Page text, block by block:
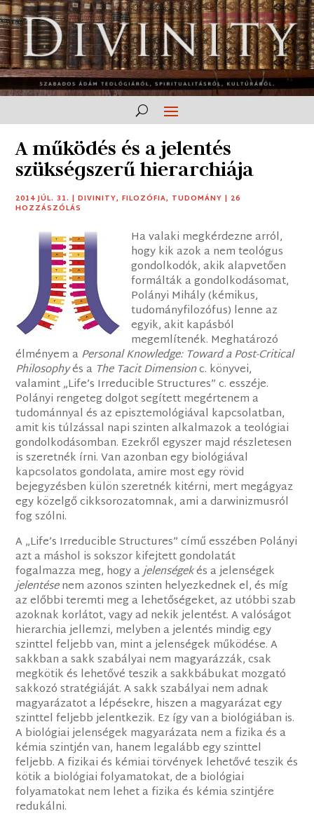
A működés és a jelentés
szükségszerű hierarchiája
2014 JÚL. 31. |DIVINITY,FILOZÓFIA, TUDOMÁNY | 26
HOZZÁSZÓLÁS
Ha valaki megkérdezne arról,
hogy kik azok a nem teológus
gondolkodók, akik alapvetően
formálták a gondolkodásomat,
Polányi Mihály (kémikus,
tudományfilozófus) lenne az
egyik, akit kapásból
megemlítenék. Meghatározó
élményem aPersonal Knowledge: Toward a Post-Critical
Philosophyés a The Tacit Dimensionc. könyvei,
valamint „Life’s Irreducible Structures” c. esszéje.
Polányi rengeteg dolgot segített megértenem a
tudománnyal és az episztemológiával kapcsolatban,
amit kis túlzással napi szinten alkalmazok a teológiai
gondolkodásomban. Ezekről egyszer majd részletesen
is szeretnék írni. Van azonban egy biológiával
kapcsolatos gondolata, amire most egy rövid
bejegyzésben külön szeretnék kitérni, mert megágyaz
egy közelgő cikksorozatomnak, ami a darwinizmusról
fog szólni.
A „Life’s Irreducible Structures” című esszében Polányi
azt a máshol is sokszor kifejtett gondolatát
fogalmazza meg, hogy ajelenségekés a jelenségek
jelentésenem azonos szinten helyezkednek el, és míg
az előbbi teremti meg a lehetőségeket, az utóbbi szab
azoknak korlátot, vagy ad nekik jelentést. A valóságot
hierarchia jellemzi, melyben a jelentés mindig egy
szinttel feljebb van, mint a jelenségek működése. A
sakkban a sakk szabályai nem magyarázzák, csak
megkötik és lehetővé teszik a sakkbábukat mozgató
sakkozó stratégiáját. A sakk szabályai nem adnak
magyarázatot a lépésekre, hiszen a magyarázat egy
szinttel feljebb jelentkezik. Ez így van a biológiában is.
A biológiai jelenségek magyarázata nem a fizika és a
kémia szintjén van, hanem legalább egy szinttel
feljebb. A fizikai és kémiai törvények lehetővé teszik és
kötik a biológiai folyamatokat, de a biológiai
folyamatokat nem lehet a fizika és kémia szintjére
redukálni.